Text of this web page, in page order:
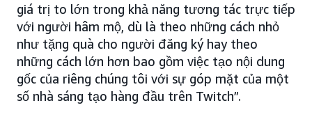
giá trị to lớn trong khả năng tương tác trực tiếp
với người hâm mộ, dù là theo những cách nhỏ
như tặng quà cho người đăng ký hay theo
những cách lớn hơn bao gồm việc tạo nội dung
gốc của riêng chúng tôi với sự góp mặt của một
số nhà sáng tạo hàng đầu trên Twitch”.